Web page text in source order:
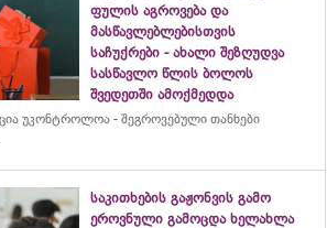
ფულის აგროვება და
მასწავლებლებისთვის
საჩუქრები - ახალი შეზღუდვა
სასწავლო წლის ბოლოს
შვედეთში ამოქმედდა
უკონტროლოა - შეგროვებული თანხები
საკითხების გაჟონვის გამო
ეროვნული გამოცდა ხელახლა